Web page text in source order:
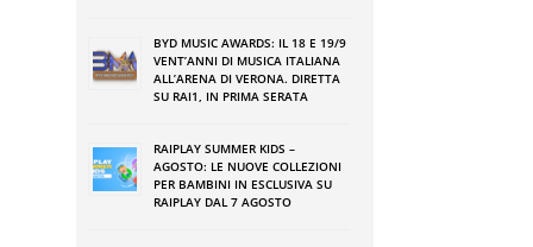
BYD MUSIC AWARDS: IL 18 E 19/9
VENT’ANNI DI MUSICA ITALIANA
ALL’ARENA DI VERONA. DIRETTA
SU RAI1, IN PRIMA SERATA
RAIPLAY SUMMER KIDS –
AGOSTO: LE NUOVE COLLEZIONI
PER BAMBINI IN ESCLUSIVA SU
RAIPLAY DAL 7 AGOSTO